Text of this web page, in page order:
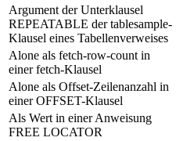
Argument der Unterklausel
REPEATABLE der tablesample-
Klausel eines Tabellenverweises
Alone als fetch-row-count in
einer fetch-Klausel
Alone als Offset-Zeilenanzahl in
einer OFFSET-Klausel
Als Wert in einer Anweisung
FREE LOCATOR